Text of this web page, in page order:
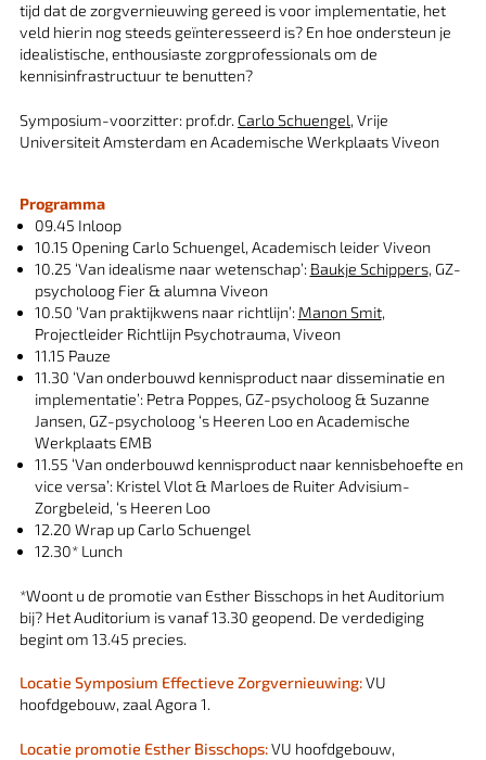
tijd dat de zorgvernieuwing gereed is voor implementatie, het
veld hierin nog steeds geïnteresseerd is? En hoe ondersteun je
idealistische, enthousiaste zorgprofessionals om de
kennisinfrastructuur te benutten?
Symposium-voorzitter: prof.dr. Carlo Schuengel, Vrije
Universiteit Amsterdam en Academische Werkplaats Viveon
Programma
09.45 Inloop
10.15 Opening Carlo Schuengel, Academisch leider Viveon
10.25 ‘Van idealisme naar wetenschap’: Baukje Schippers, GZ-
psycholoog Fier & alumna Viveon
10.50 ‘Van praktijkwens naar richtlijn’: Manon Smit,
Projectleider Richtlijn Psychotrauma, Viveon
11.15 Pauze
11.30 ‘Van onderbouwd kennisproduct naar disseminatie en
implementatie’: Petra Poppes, GZ-psycholoog & Suzanne
Jansen, GZ-psycholoog ‘s Heeren Loo en Academische
Werkplaats EMB
11.55 ‘Van onderbouwd kennisproduct naar kennisbehoefte en
vice versa’: Kristel Vlot & Marloes de Ruiter Advisium-
Zorgbeleid, ‘s Heeren Loo
12.20 Wrap up Carlo Schuengel
12.30* Lunch
*Woont u de promotie van Esther Bisschops in het Auditorium
bij? Het Auditorium is vanaf 13.30 geopend. De verdediging
begint om 13.45 precies.
Locatie Symposium Effectieve Zorgvernieuwing:VU
hoofdgebouw, zaal Agora 1.
Locatie promotie Esther Bisschops:VU hoofdgebouw,